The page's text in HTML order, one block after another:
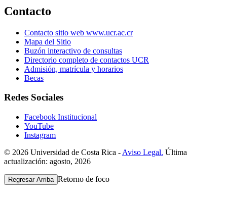
Contacto
Contacto sitio web www.ucr.ac.cr
Mapa del Sitio
Buzón interactivo de consultas
Directorio completo de contactos UCR
Admisión, matrícula y horarios
Becas
Redes Sociales
Facebook Institucional
YouTube
Instagram
© 2026 Universidad de Costa Rica - Aviso Legal. Última
actualización: agosto, 2026
Regresar Arriba Retorno de foco